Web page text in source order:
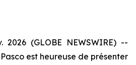
2026 (GLOBE NEWSWIRE) --
est heureuse de présenter